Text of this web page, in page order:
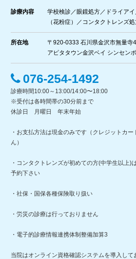
診療内容
学校検診／眼鏡処方／ドライア
（花粉症）／コンタクトレンズ
所在地
〒920-0333 石川県金沢市無量寺
アピタタウン金沢ベイ シンセン
076-254-1492
診療時間10:00～13:00/14:00〜18:00
※受付は各時間帯の30分前まで
休診日 月曜日 年末年始
・お支払方法は現金のみです（クレジットカ
ん）
・コンタクトレンズが初めての方(中学生以上)
予約下さい
・社保・国保各種保険取り扱い
・労災の診療は行っておりません
・電子的診療情報連携体制整備加算3
当院はオンライン資格確認システムを導入し